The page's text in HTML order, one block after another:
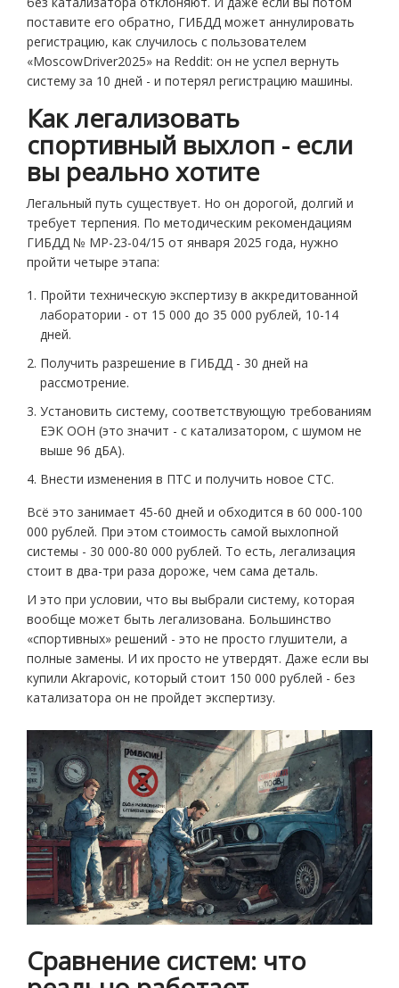
поставите его обратно, ГИБДД может аннулировать
регистрацию, как случилось с пользователем
«MoscowDriver2025» на Reddit: он не успел вернуть
систему за 10 дней - и потерял регистрацию машины.
Как легализовать
спортивный выхлоп - если
вы реально хотите
Легальный путь существует. Но он дорогой, долгий и
требует терпения. По методическим рекомендациям
ГИБДД № МР-23-04/15 от января 2025 года, нужно
пройти четыре этапа:
Пройти техническую экспертизу в аккредитованной
лаборатории - от 15 000 до 35 000 рублей, 10-14
дней.
Получить разрешение в ГИБДД - 30 дней на
рассмотрение.
Установить систему, соответствующую требованиям
ЕЭК ООН (это значит - с катализатором, с шумом не
выше 96 дБА).
Внести изменения в ПТС и получить новое СТС.
Всё это занимает 45-60 дней и обходится в 60 000-100
000 рублей. При этом стоимость самой выхлопной
системы - 30 000-80 000 рублей. То есть, легализация
стоит в два-три раза дороже, чем сама деталь.
И это при условии, что вы выбрали систему, которая
вообще может быть легализована. Большинство
«спортивных» решений - это не просто глушители, а
полные замены. И их просто не утвердят. Даже если вы
купили Akrapovic, который стоит 150 000 рублей - без
катализатора он не пройдет экспертизу.
Сравнение систем: что